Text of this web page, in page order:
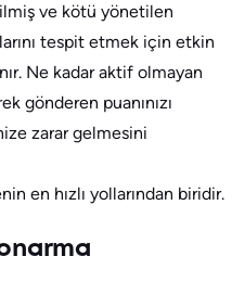
ve kötü yönetilen
tespit etmek için etkin
Ne kadar aktif olmayan
gönderen puanınızı
zarar gelmesini
en hızlı yollarından biridir.